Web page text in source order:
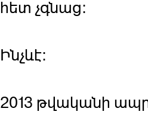
հետ չգնաց:
Ինչևէ:
2013 թվականի